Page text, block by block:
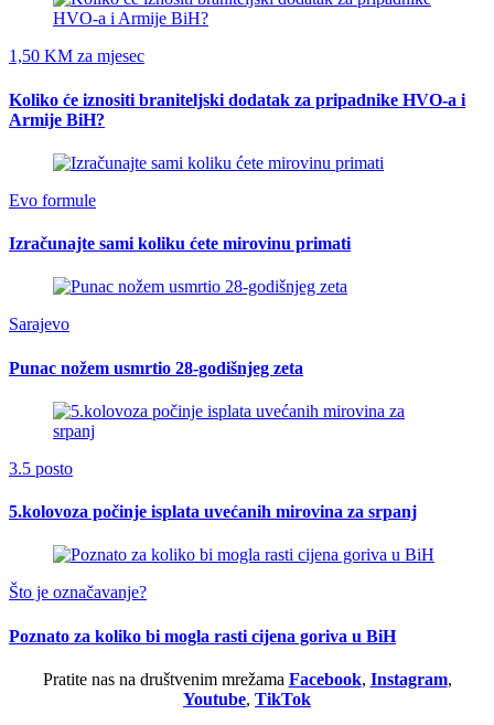
1,50 KM za mjesec
Koliko će iznositi braniteljski dodatak za pripadnike HVO-a i
Armije BiH?
Evo formule
Izračunajte sami koliku ćete mirovinu primati
Sarajevo
Punac nožem usmrtio 28-godišnjeg zeta
3.5 posto
5.kolovoza počinje isplata uvećanih mirovina za srpanj
Što je označavanje?
Poznato za koliko bi mogla rasti cijena goriva u BiH
Pratite nas na društvenim mrežama Facebook, Instagram,
Youtube, TikTok